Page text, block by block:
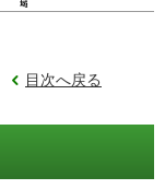
目次へ戻る